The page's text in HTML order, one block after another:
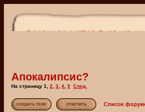
Апокалипсис?
На страницу 1 2 3 4 5 След.
Список